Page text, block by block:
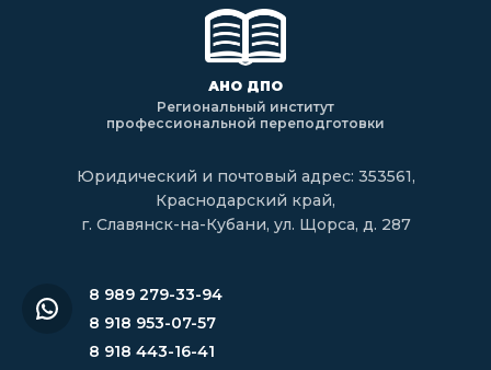
АНО ДПО
Региональный институт
профессиональной переподготовки
Юридический и почтовый адрес: 353561,
Краснодарский край,
г. Славянск-на-Кубани, ул. Щорса, д. 287
8 989 279-33-94
8 918 953-07-57
8 918 443-16-41